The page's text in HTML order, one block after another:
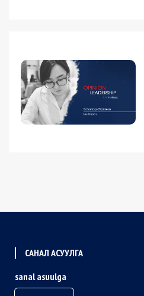
САНАЛ АСУУЛГА
sanal asuulga